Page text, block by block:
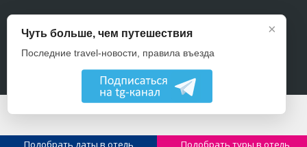
Подобрать даты в отель Подобрать туры в отель
×
Чуть больше, чем путешествия
Последние travel-новости, правила въезда